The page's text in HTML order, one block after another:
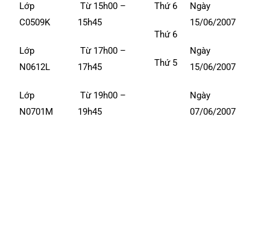
Lớp
C0509K
Lớp
N0612L
Lớp
N0701M
Từ 15h00 –
15h45
Từ 17h00 –
17h45
Từ 19h00 –
19h45
Thứ 6
Thứ 6
Thứ 5
Ngày
15/06/2007
Ngày
15/06/2007
Ngày
07/06/2007